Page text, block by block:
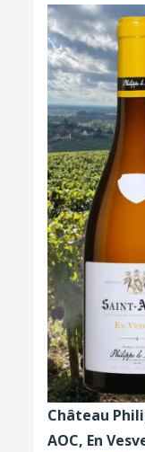
Château
AOC, En